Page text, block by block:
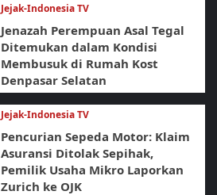
Jejak-Indonesia TV
Jenazah Perempuan Asal Tegal
Ditemukan dalam Kondisi
Membusuk di Rumah Kost
Denpasar Selatan
Jejak-Indonesia TV
Pencurian Sepeda Motor: Klaim
Asuransi Ditolak Sepihak,
Pemilik Usaha Mikro Laporkan
Zurich ke OJK